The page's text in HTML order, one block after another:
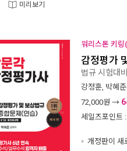
미리보기
워리스톤 키링
감정평가
법규 시험대
강정훈, 박혜준
72,000원 →
세일즈포인트 :
개정판이 새